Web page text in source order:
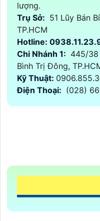
lượng.
Trụ Sở: 51 Lũy Bán
TP.HCM
Hotline:
Chi Nhánh 1: 445/38
Bình Trị Đông,
Kỹ Thuật:
Điện Thoại: (028)